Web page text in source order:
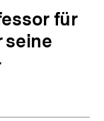
für
seine